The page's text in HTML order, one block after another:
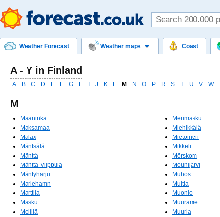
Weather Forecast Weather maps Coast
A - Y in Finland
A B C D E F G H J K L M N O P R S T U V W
M
Maaninka
Maksamaa
Malax
Mäntsälä
Mänttä
Mänttä-Vilppula
Mäntyharju
Mariehamn
Marttila
Masku
Mellilä
Merimasku
Miehikkälä
Mietoinen
Mikkeli
Mörskom
Mouhijärvi
Muhos
Multia
Muonio
Muurame
Muurla